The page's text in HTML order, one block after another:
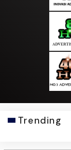
Trending